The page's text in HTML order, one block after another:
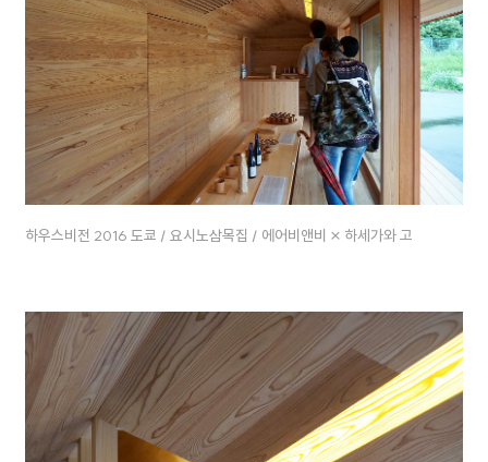
하우스비전 2016 도쿄 / 요시노삼목집 / 에어비앤비 × 하세가와 고